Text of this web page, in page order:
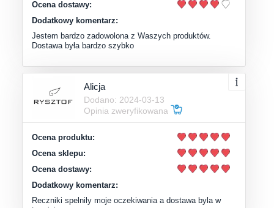
Ocena dostawy:
Dodatkowy komentarz:
Jestem bardzo zadowolona z Waszych produktów.
Dostawa była bardzo szybko
Alicja
Dodano: 2024-03-13
Opinia zweryfikowana
Ocena produktu:
Ocena sklepu:
Ocena dostawy:
Dodatkowy komentarz:
Reczniki spelnily moje oczekiwania a dostawa byla w